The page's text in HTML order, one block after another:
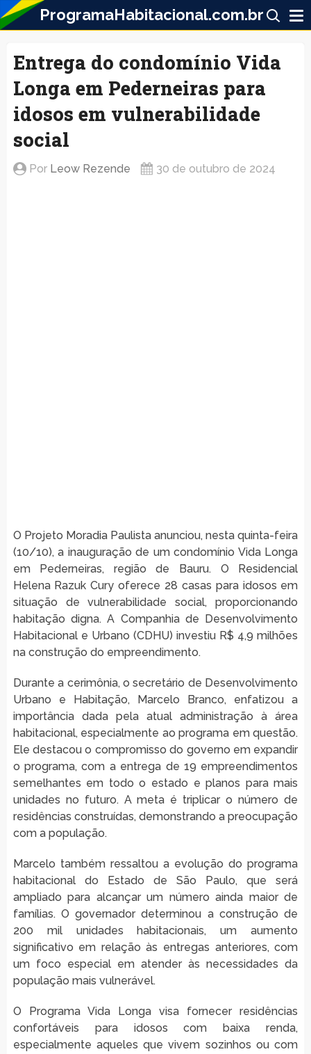
ProgramaHabitacional.com.br
Entrega do condomínio Vida
Longa em Pederneiras para
idosos em vulnerabilidade
social
Por Leow Rezende 30 de outubro de 2024
O Projeto Moradia Paulista anunciou, nesta quinta-feira
(10/10), a inauguração de um condomínio Vida Longa
em Pederneiras, região de Bauru. O Residencial
Helena Razuk Cury oferece 28 casas para idosos em
situação de vulnerabilidade social, proporcionando
habitação digna. A Companhia de Desenvolvimento
Habitacional e Urbano (CDHU) investiu R$ 4,9 milhões
na construção do empreendimento.
Durante a cerimônia, o secretário de Desenvolvimento
Urbano e Habitação, Marcelo Branco, enfatizou a
importância dada pela atual administração à área
habitacional, especialmente ao programa em questão.
Ele destacou o compromisso do governo em expandir
o programa, com a entrega de 19 empreendimentos
semelhantes em todo o estado e planos para mais
unidades no futuro. A meta é triplicar o número de
residências construídas, demonstrando a preocupação
com a população.
Marcelo também ressaltou a evolução do programa
habitacional do Estado de São Paulo, que será
ampliado para alcançar um número ainda maior de
famílias. O governador determinou a construção de
200 mil unidades habitacionais, um aumento
significativo em relação às entregas anteriores, com
um foco especial em atender às necessidades da
população mais vulnerável.
O Programa Vida Longa visa fornecer residências
confortáveis para idosos com baixa renda,
especialmente aqueles que vivem sozinhos ou com